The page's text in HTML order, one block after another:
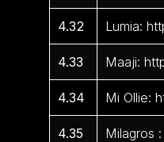
4.32 Lumia:
4.33 Maaji:
4.34 Mi Ollie:
4.35 Milagros